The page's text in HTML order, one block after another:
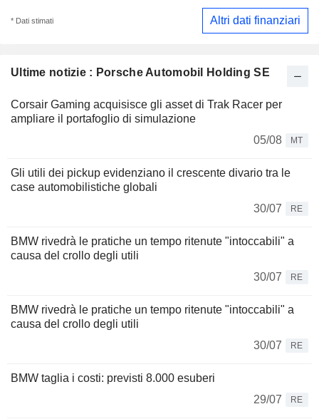
Ultime notizie : Porsche Automobil Holding SE
Corsair Gaming acquisisce gli asset di Trak Racer per
ampliare il portafoglio di simulazione
05/08
MT
Gli utili dei pickup evidenziano il crescente divario tra le
case automobilistiche globali
30/07
RE
BMW rivedrà le pratiche un tempo ritenute "intoccabili" a
causa del crollo degli utili
30/07
RE
BMW rivedrà le pratiche un tempo ritenute "intoccabili" a
causa del crollo degli utili
30/07
RE
BMW taglia i costi: previsti 8.000 esuberi
29/07
RE
* Dati stimati Altri dati finanziari